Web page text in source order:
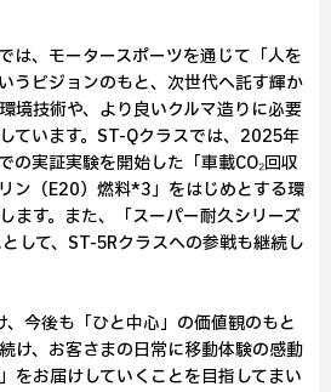
は、モータースポーツを通じて「人を
うビジョンのもと、次世代へ託す輝か
境技術や、より良いクルマ造りに必要
ています。ST-Qクラスでは、2025年
の実証実験を開始した「車載CO₂回収
ン（E20）燃料*3」をはじめとする環
ます。また、「スーパー耐久シリーズ
して、ST-5Rクラスへの参戦も継続し
今後も「ひと中心」の価値観のもと
け、お客さまの日常に移動体験の感動
をお届けしていくことを目指してまい